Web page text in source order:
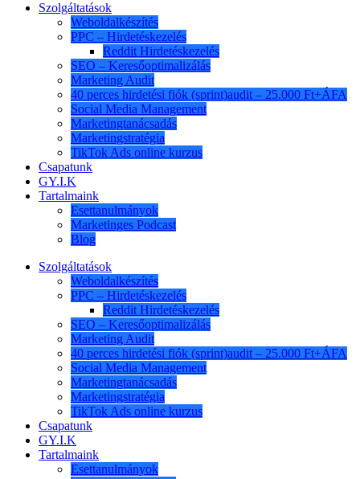
Szolgáltatások
Weboldalkészítés
PPC – Hirdetéskezelés
Reddit Hirdetéskezelés
SEO – Keresőoptimalizálás
Marketing Audit
40 perces hirdetési fiók (sprint)audit – 25.000 Ft+ÁFA
Social Media Management
Marketingtanácsadás
Marketingstratégia
TikTok Ads online kurzus
Csapatunk
GY.I.K
Tartalmaink
Esettanulmányok
Marketinges Podcast
Blog
Szolgáltatások
Weboldalkészítés
PPC – Hirdetéskezelés
Reddit Hirdetéskezelés
SEO – Keresőoptimalizálás
Marketing Audit
40 perces hirdetési fiók (sprint)audit – 25.000 Ft+ÁFA
Social Media Management
Marketingtanácsadás
Marketingstratégia
TikTok Ads online kurzus
Csapatunk
GY.I.K
Tartalmaink
Esettanulmányok